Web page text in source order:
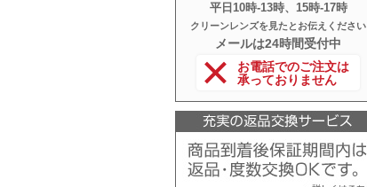
平日10時‐13時、15時‐17時
クリーンレンズを見たとお伝えください
メールは24時間受付中
お電話でのご注文は
承っておりません